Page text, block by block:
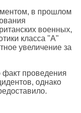
в прошлом
военных,
класса "А"
увеличение за
проведения
однако